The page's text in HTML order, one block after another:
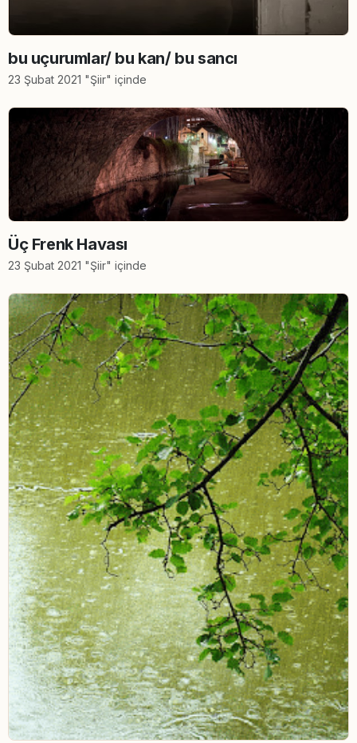
bu uçurumlar/ bu kan/ bu sancı
23 Şubat 2021 "Şiir" içinde
Üç Frenk Havası
23 Şubat 2021 "Şiir" içinde